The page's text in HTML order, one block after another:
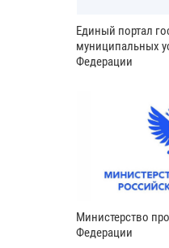
Единый портал
муниципальных
Федерации
Министерство
Федерации